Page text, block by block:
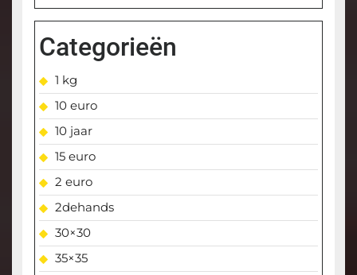
Categorieën
1 kg
10 euro
10 jaar
15 euro
2 euro
2dehands
30×30
35×35